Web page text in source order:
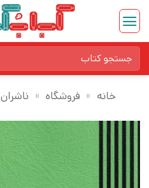
Skip
content
برای:
خانه » فروشگاه » ناشران